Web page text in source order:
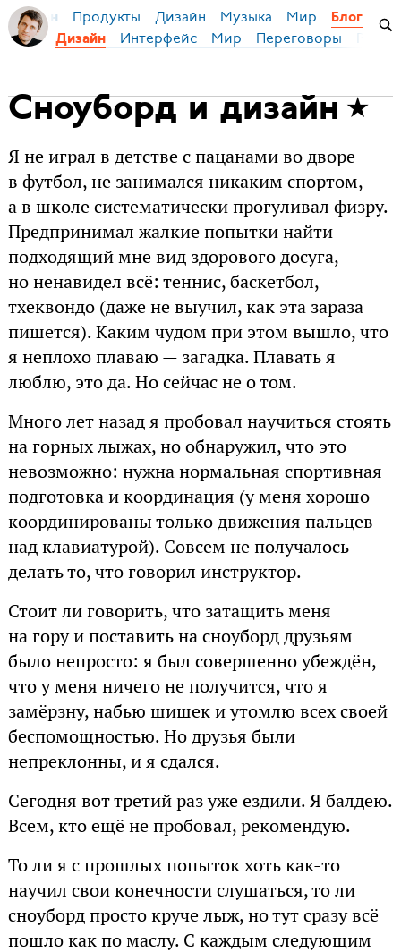
Бирман Продукты Дизайн Музыка Мир
Блог
Дизайн
Интерфейс Мир Переговоры
Сноуборд и дизайн
Я не играл в детстве с пацанами во дворе
в футбол, не занимался никаким спортом,
а в школе систематически прогуливал физру.
Предпринимал жалкие попытки найти
подходящий мне вид здорового досуга,
но ненавидел всё: теннис, баскетбол,
тхеквондо (даже не выучил, как эта зараза
пишется). Каким чудом при этом вышло, что
я неплохо плаваю — загадка. Плавать я
люблю, это да. Но сейчас не о том.
Много лет назад я пробовал научиться стоять
на горных лыжах, но обнаружил, что это
невозможно: нужна нормальная спортивная
подготовка и координация (у меня хорошо
координированы только движения пальцев
над клавиатурой). Совсем не получалось
делать то, что говорил инструктор.
Стоит ли говорить, что затащить меня
на гору и поставить на сноуборд друзьям
было непросто: я был совершенно убеждён,
что у меня ничего не получится, что я
замёрзну, набью шишек и утомлю всех своей
беспомощностью. Но друзья были
непреклонны, и я сдался.
Сегодня вот третий раз уже ездили. Я балдею.
Всем, кто ещё не пробовал, рекомендую.
То ли я с прошлых попыток хоть как-то
научил свои конечности слушаться, то ли
сноуборд просто круче лыж, но тут сразу всё
пошло как по маслу. С каждым следующим